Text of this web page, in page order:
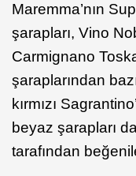
Maremma’nın
şarapları, Vino
Carmignano
şaraplarından
kırmızı
beyaz şarapları
tarafından